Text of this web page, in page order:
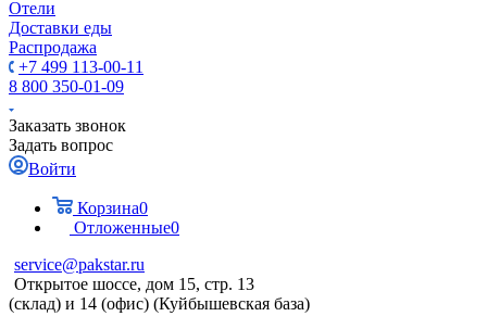
Отели
Доставки еды
Распродажа
+7 499 113-00-11
8 800 350-01-09
Заказать звонок
Задать вопрос
Войти
Корзина0
Отложенные0
service@pakstar.ru
Открытое шоссе, дом 15, стр. 13
(склад) и 14 (офис) (Куйбышевская база)